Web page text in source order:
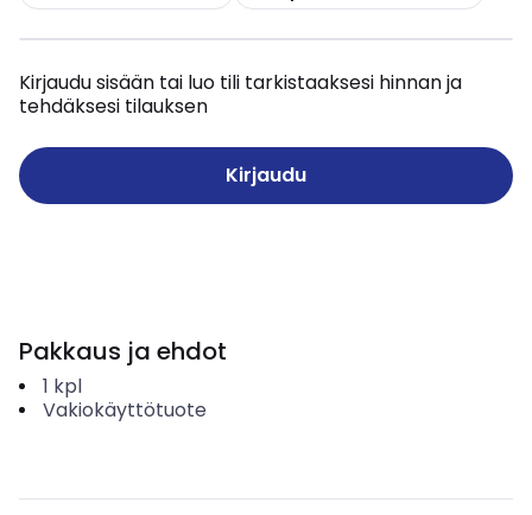
Kirjaudu sisään tai luo tili tarkistaaksesi hinnan ja
tehdäksesi tilauksen
Kirjaudu
Pakkaus ja ehdot
1 kpl
Vakiokäyttötuote